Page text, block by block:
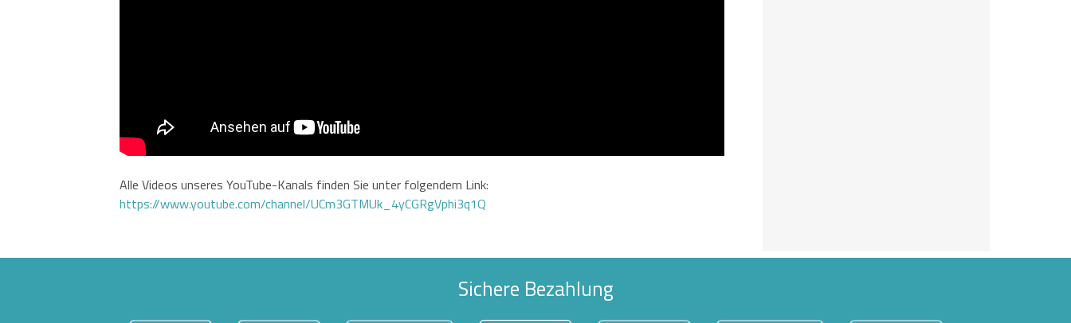
Alle Videos unseres YouTube-Kanals finden Sie unter folgendem Link:
https://www.youtube.com/channel/UCm3GTMUk_4yCGRgVphi3q1Q
Sichere Bezahlung